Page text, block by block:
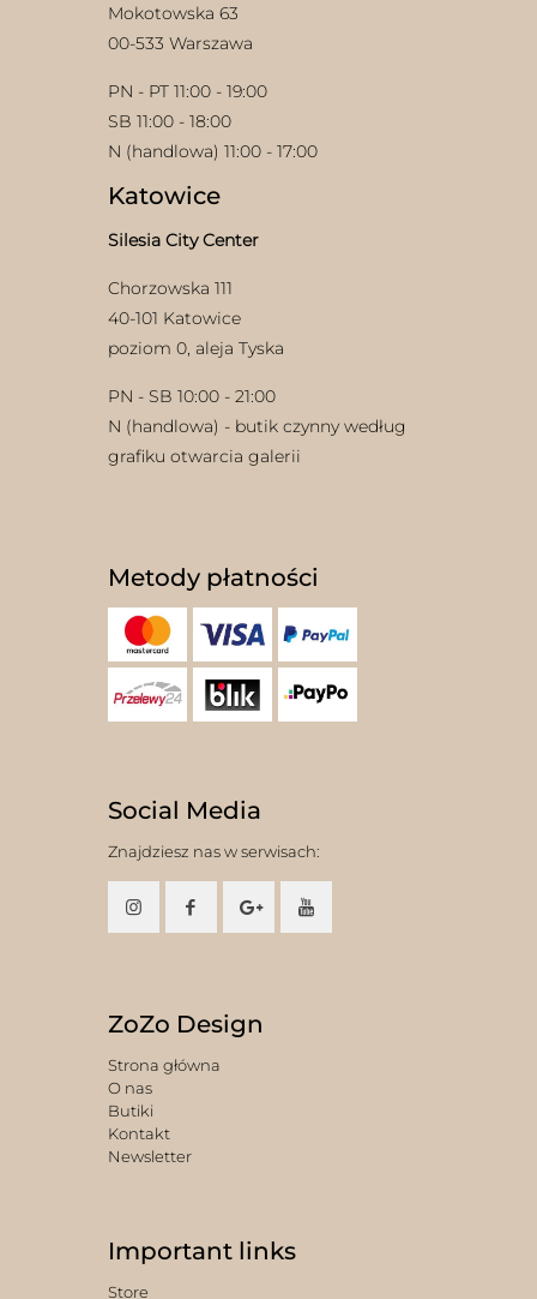
Mokotowska 63
00-533 Warszawa
PN - PT 11:00 - 19:00
SB 11:00 - 18:00
N (handlowa) 11:00 - 17:00
Katowice
Silesia City Center
Chorzowska 111
40-101 Katowice
poziom 0, aleja Tyska
PN - SB 10:00 - 21:00
N (handlowa) - butik czynny według
grafiku otwarcia galerii
Metody płatności
Social Media
Znajdziesz nas w serwisach:
ZoZo Design
Strona główna
O nas
Butiki
Kontakt
Newsletter
Important links
Store